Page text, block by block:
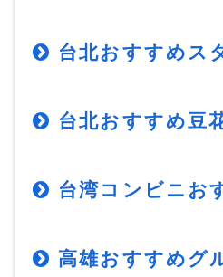
台北おすすめス
台北おすすめ豆
台湾コンビニお
高雄おすすめグ